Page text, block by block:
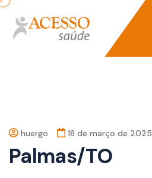
huergo 18 de março de 2025
Palmas/TO